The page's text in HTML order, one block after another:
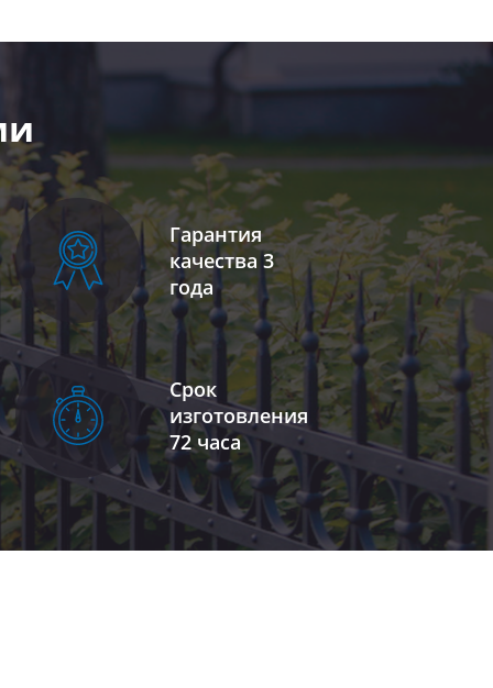
Гарантия
качества 3
года
Срок
изготовления
72 часа